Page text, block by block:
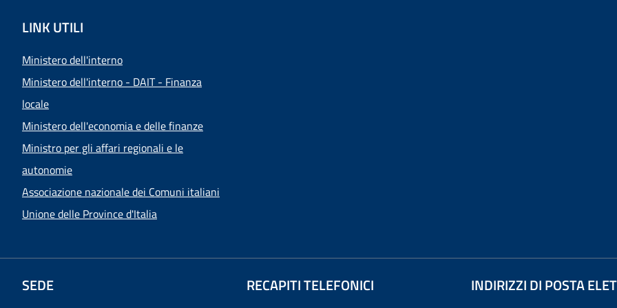
LINK UTILI
Ministero dell'interno
Ministero dell'interno - DAIT - Finanza
locale
Ministero dell'economia e delle finanze
Ministro per gli affari regionali e le
autonomie
Associazione nazionale dei Comuni italiani
Unione delle Province d'Italia
SEDE RECAPITI TELEFONICI INDIRIZZI DI POSTA